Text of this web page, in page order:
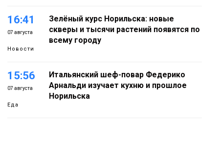
16:41
07 августа
Новости
Зелёный курс Норильска: новые
скверы и тысячи растений появятся по
всему городу
15:56
07 августа
Еда
Итальянский шеф-повар Федерико
Арнальди изучает кухню и прошлое
Норильска